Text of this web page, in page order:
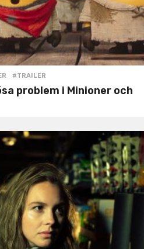
,#TRAILER
problem i Minioner och